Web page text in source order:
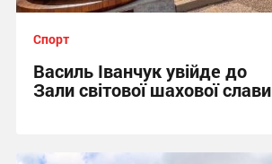
Спорт
Василь Іванчук увійде до
Зали світової шахової слави